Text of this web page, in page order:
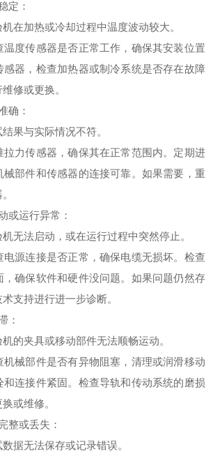
：
加热或冷却过程中温度波动较大。
度传感器是否正常工作，确保其安装位置
感器，检查加热器或制冷系统是否存在故障
修或更换。
：
与实际情况不符。
力传感器，确保其在正常范围内。定期进
械部件和传感器的连接可靠。如果需要，重
运行异常：
法启动，或在运行过程中突然停止。
源连接是否正常，确保电缆无损坏。检查
，确保软件和硬件没问题。如果问题仍然存
支持进行进一步诊断。
：
夹具或移动部件无法顺畅运动。
械部件是否有异物阻塞，清理或润滑移动
连接件紧固。检查导轨和传动系统的磨损
或维修。
或丢失：
无法保存或记录错误。